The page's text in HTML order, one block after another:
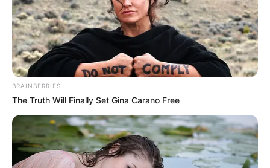
Το site διαθέτει ενότητα για διεθνή επικαιρότητα; +
Υπάρχει κάλυψη για τον Αθλητισμό; +
Μπορώ να διαβάσω νέα που αφορούν την Υγεία;
Ενημερώνετε για πολιτιστικές εκδηλώσεις και
τέχνες;
+
BRAINBERRIES
The Truth Will Finally Set Gina Carano Free